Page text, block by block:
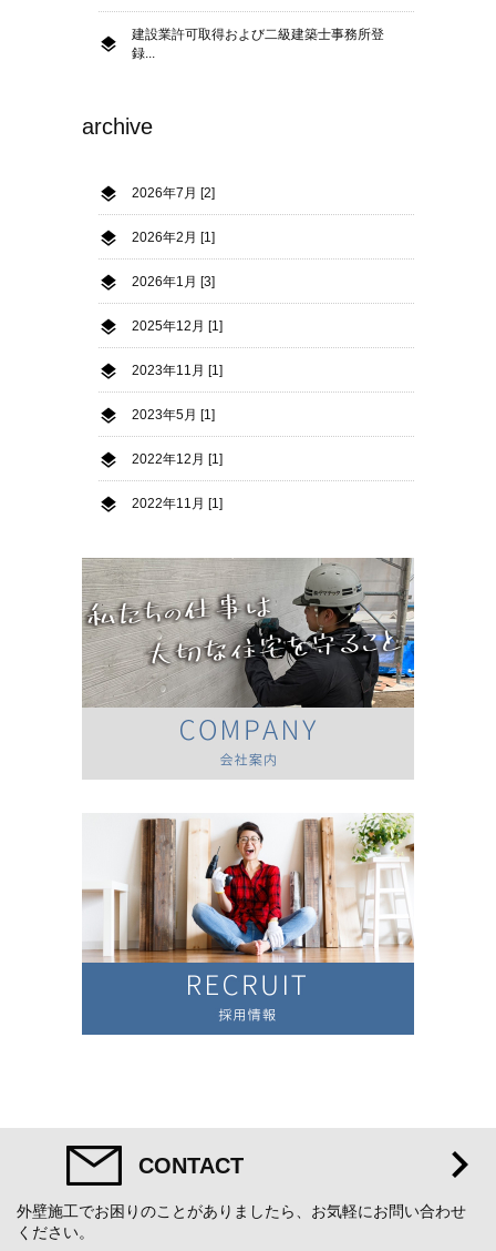
建設業許可取得および二級建築士事務所登
録...
archive
2026年7月 [2]
2026年2月 [1]
2026年1月 [3]
2025年12月 [1]
2023年11月 [1]
2023年5月 [1]
2022年12月 [1]
2022年11月 [1]
CONTACT
外壁施工でお困りのことがありましたら、お気軽にお問い合わせ
ください。